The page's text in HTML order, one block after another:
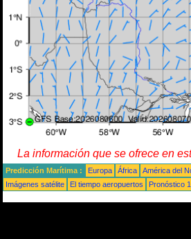
La información que se ofrece en
Predicción Marítima : Europa África América del
Imágenes satélite
El tiempo aeropuertos Pronóstico